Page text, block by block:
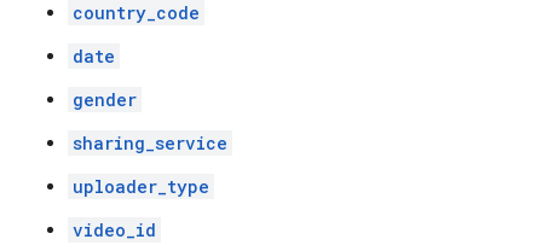
country_code
date
gender
sharing_service
uploader_type
video_id